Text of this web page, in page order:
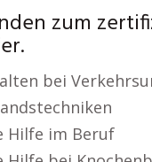
zum
bei
Hilfe im Beruf